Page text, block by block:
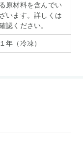
原材料を含んでい
います。詳しくは
認ください。
年（冷凍）